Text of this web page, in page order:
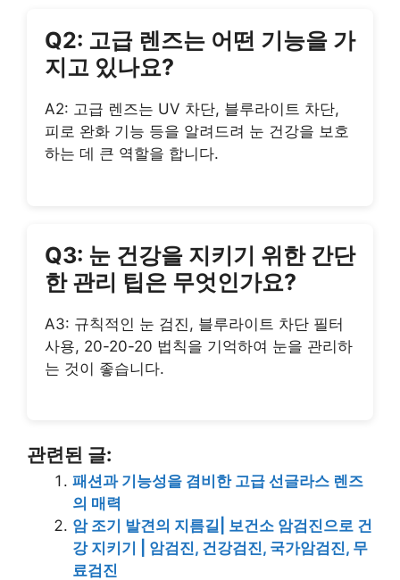
Q2: 고급 렌즈는 어떤 기능을 가
지고 있나요?
A2: 고급 렌즈는 UV 차단, 블루라이트 차단,
피로 완화 기능 등을 알려드려 눈 건강을 보호
하는 데 큰 역할을 합니다.
Q3: 눈 건강을 지키기 위한 간단
한 관리 팁은 무엇인가요?
A3: 규칙적인 눈 검진, 블루라이트 차단 필터
사용, 20-20-20 법칙을 기억하여 눈을 관리하
는 것이 좋습니다.
관련된 글:
패션과 기능성을 겸비한 고급 선글라스 렌즈
의 매력
암 조기 발견의 지름길| 보건소 암검진으로 건
강 지키기 | 암검진, 건강검진, 국가암검진, 무
료검진